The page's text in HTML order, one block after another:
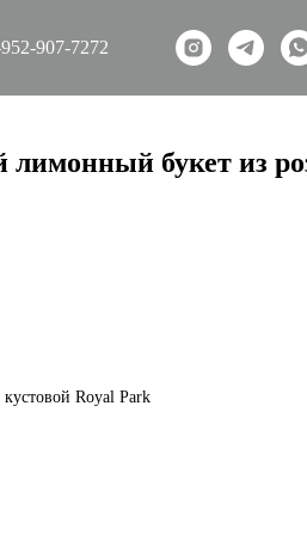
907-7272
лимонный букет из
Royal Park